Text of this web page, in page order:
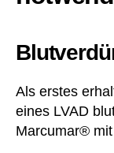
Als erstes
eines LVAD
Marcumar®